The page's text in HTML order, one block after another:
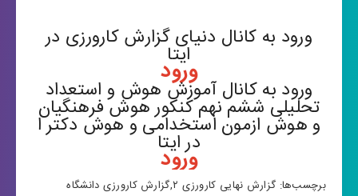
ورود به کانال دنیای گزارش کارورزی در
ایتا
ورود
ورود به کانال آموزش هوش و استعداد
تحلیلی ششم نهم کنکور هوش فرهنگیان
و هوش ازمون استخدامی و هوش دکتر ا
در ایتا
ورود
برچسب‌ها: گزارش نهایی کارورزی ۲ ,گزارش کارورزی دانشگاه